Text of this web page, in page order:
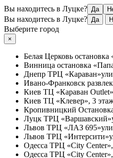
Вы находитесь в Луцке? Да
Вы находитесь в Луцке? Да
Выберите город
×
Белая Церковь
Винница остановка
Днепр ТРЦ «Караван»
Ивано-Франковск
Киев ТЦ «Караван
Киев ТЦ «Клевер», 3
Кропивницкий
Луцк ТРЦ «Варшавский»
Львов ТРЦ «ЛАЗ 695»
Львов ТРЦ «Интерсити»
Одесса ТРЦ «City
Одесса ТРЦ «City